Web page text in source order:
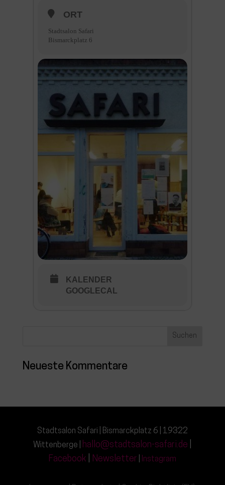
ORT
Stadtsalon Safari
Bismarckplatz 6
KALENDER
GOOGLECAL
Neueste Kommentare
Stadtsalon Safari | Bismarckplatz 6 | 19322
Wittenberge | hallo@stadtsalon-safari.de
Facebook
Newsletter Instagram